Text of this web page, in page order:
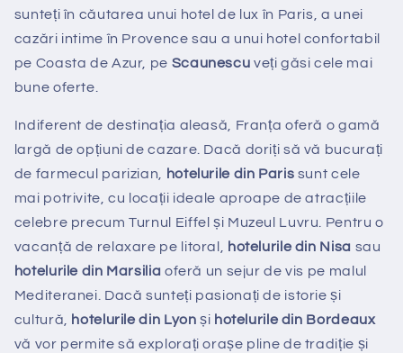
sunteți în căutarea unui hotel de lux în Paris, a unei
cazări intime în Provence sau a unui hotel confortabil
pe Coasta de Azur, pe Scaunescu veți găsi cele mai
bune oferte.
Indiferent de destinația aleasă, Franța oferă o gamă
largă de opțiuni de cazare. Dacă doriți să vă bucurați
de farmecul parizian, hotelurile din Paris sunt cele
mai potrivite, cu locații ideale aproape de atracțiile
celebre precum Turnul Eiffel și Muzeul Luvru. Pentru o
vacanță de relaxare pe litoral, hotelurile din Nisa sau
hotelurile din Marsilia oferă un sejur de vis pe malul
Mediteranei. Dacă sunteți pasionați de istorie și
cultură, hotelurile din Lyon și hotelurile din Bordeaux
vă vor permite să explorați orașe pline de tradiție și